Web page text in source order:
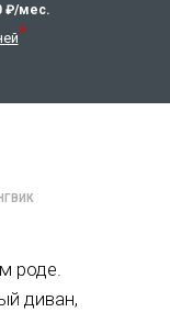
₽/мес.
*
роде.
диван,